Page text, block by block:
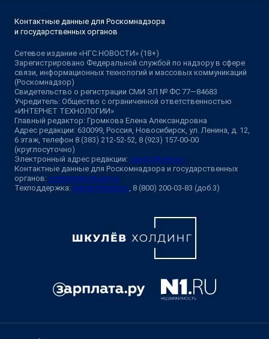
Контактные данные для Роскомнадзора
и государственных органов
Сетевое издание «НГС.НОВОСТИ» (18+)
Зарегистрировано Федеральной службой по надзору в сфере
связи, информационных технологий и массовых коммуникаций
(Роскомнадзор)
Свидетельство о регистрации СМИ ЭЛ № ФС 77—84683
Учредитель: Общество с ограниченной ответственностью
«ИНТЕРНЕТ ТЕХНОЛОГИИ»
Главный редактор: Громкова Елена Александровна
Адрес редакции: 630099, Россия, Новосибирск, ул. Ленина, д. 12,
6 этаж, телефон 8 (383) 212-52-52, 8 (923) 157-00-00
(круглосуточно)
Электронный адрес редакции: ngs@shkulev.ru
Контактные данные для Роскомнадзора и государственных
органов: juristnsk@shkulev.ru
Техподдержка: help@shkulev.ru, 8 (800) 200-03-83 (доб.3)